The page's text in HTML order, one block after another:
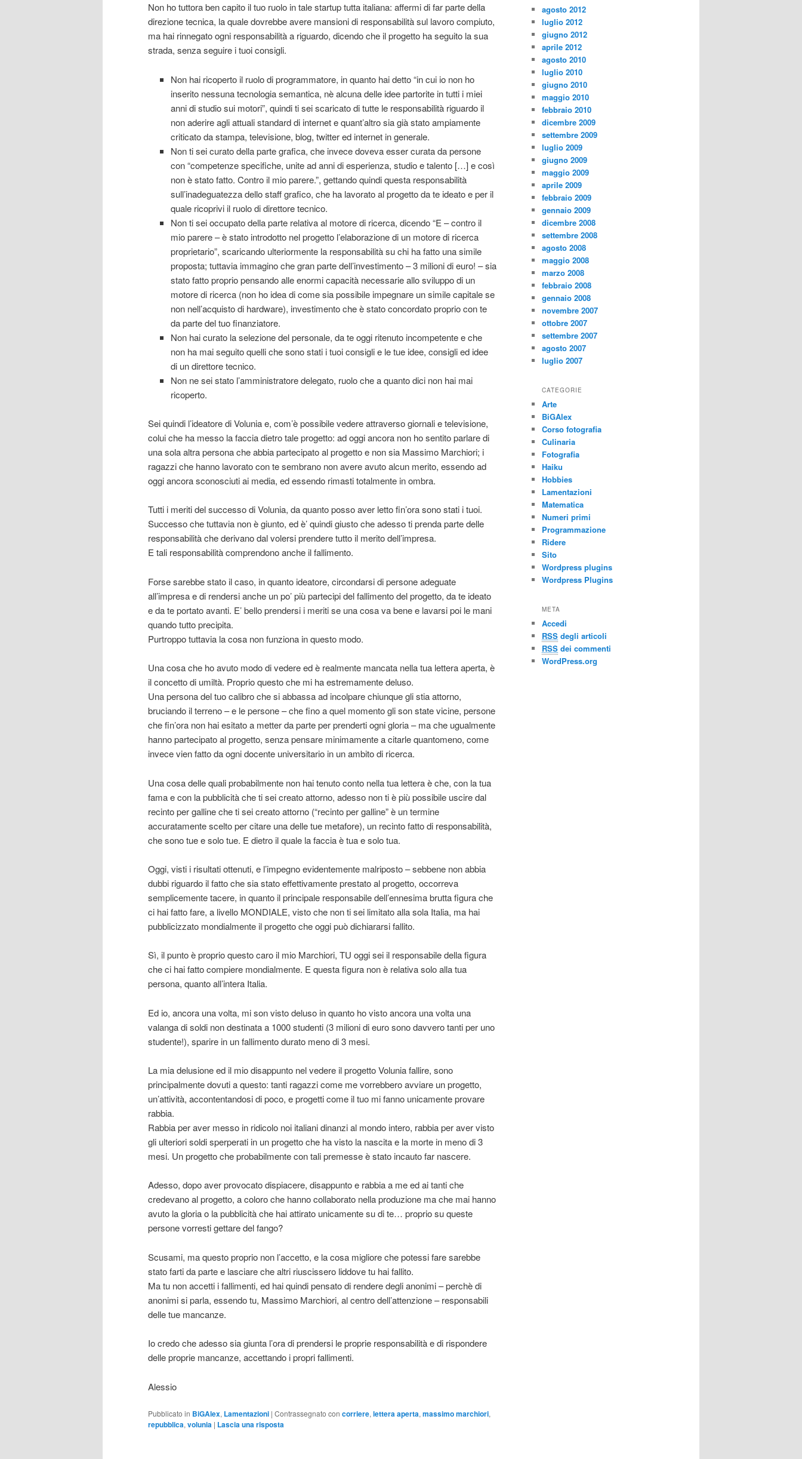
Non ho tuttora ben capito il tuo ruolo in tale startup tutta italiana: affermi di far parte della
direzione tecnica, la quale dovrebbe avere mansioni di responsabilità sul lavoro compiuto,
ma hai rinnegato ogni responsabilità a riguardo, dicendo che il progetto ha seguito la sua
strada, senza seguire i tuoi consigli.
Non hai ricoperto il ruolo di programmatore, in quanto hai detto “in cui io non ho
inserito nessuna tecnologia semantica, nè alcuna delle idee partorite in tutti i miei
anni di studio sui motori”, quindi ti sei scaricato di tutte le responsabilità riguardo il
non aderire agli attuali standard di internet e quant’altro sia già stato ampiamente
criticato da stampa, televisione, blog, twitter ed internet in generale.
Non ti sei curato della parte grafica, che invece doveva esser curata da persone
con “competenze specifiche, unite ad anni di esperienza, studio e talento […] e così
non è stato fatto. Contro il mio parere.”, gettando quindi questa responsabilità
sull’inadeguatezza dello staff grafico, che ha lavorato al progetto da te ideato e per il
quale ricoprivi il ruolo di direttore tecnico.
Non ti sei occupato della parte relativa al motore di ricerca, dicendo “E – contro il
mio parere – è stato introdotto nel progetto l’elaborazione di un motore di ricerca
proprietario”, scaricando ulteriormente la responsabilità su chi ha fatto una simile
proposta; tuttavia immagino che gran parte dell’investimento – 3 milioni di euro! – sia
stato fatto proprio pensando alle enormi capacità necessarie allo sviluppo di un
motore di ricerca (non ho idea di come sia possibile impegnare un simile capitale se
non nell’acquisto di hardware), investimento che è stato concordato proprio con te
da parte del tuo finanziatore.
Non hai curato la selezione del personale, da te oggi ritenuto incompetente e che
non ha mai seguito quelli che sono stati i tuoi consigli e le tue idee, consigli ed idee
di un direttore tecnico.
Non ne sei stato l’amministratore delegato, ruolo che a quanto dici non hai mai
ricoperto.
Sei quindi l’ideatore di Volunia e, com’è possibile vedere attraverso giornali e televisione,
colui che ha messo la faccia dietro tale progetto: ad oggi ancora non ho sentito parlare di
una sola altra persona che abbia partecipato al progetto e non sia Massimo Marchiori; i
ragazzi che hanno lavorato con te sembrano non avere avuto alcun merito, essendo ad
oggi ancora sconosciuti ai media, ed essendo rimasti totalmente in ombra.
Tutti i meriti del successo di Volunia, da quanto posso aver letto fin’ora sono stati i tuoi.
Successo che tuttavia non è giunto, ed è’ quindi giusto che adesso ti prenda parte delle
responsabilità che derivano dal volersi prendere tutto il merito dell’impresa.
E tali responsabilità comprendono anche il fallimento.
Forse sarebbe stato il caso, in quanto ideatore, circondarsi di persone adeguate
all’impresa e di rendersi anche un po’ più partecipi del fallimento del progetto, da te ideato
e da te portato avanti. E’ bello prendersi i meriti se una cosa va bene e lavarsi poi le mani
quando tutto precipita.
Purtroppo tuttavia la cosa non funziona in questo modo.
Una cosa che ho avuto modo di vedere ed è realmente mancata nella tua lettera aperta, è
il concetto di umiltà. Proprio questo che mi ha estremamente deluso.
Una persona del tuo calibro che si abbassa ad incolpare chiunque gli stia attorno,
bruciando il terreno – e le persone – che fino a quel momento gli son state vicine, persone
che fin’ora non hai esitato a metter da parte per prenderti ogni gloria – ma che ugualmente
hanno partecipato al progetto, senza pensare minimamente a citarle quantomeno, come
invece vien fatto da ogni docente universitario in un ambito di ricerca.
Una cosa delle quali probabilmente non hai tenuto conto nella tua lettera è che, con la tua
fama e con la pubblicità che ti sei creato attorno, adesso non ti è più possibile uscire dal
recinto per galline che ti sei creato attorno (“recinto per galline” è un termine
accuratamente scelto per citare una delle tue metafore), un recinto fatto di responsabilità,
che sono tue e solo tue. E dietro il quale la faccia è tua e solo tua.
Oggi, visti i risultati ottenuti, e l’impegno evidentemente malriposto – sebbene non abbia
dubbi riguardo il fatto che sia stato effettivamente prestato al progetto, occorreva
semplicemente tacere, in quanto il principale responsabile dell’ennesima brutta figura che
ci hai fatto fare, a livello MONDIALE, visto che non ti sei limitato alla sola Italia, ma hai
pubblicizzato mondialmente il progetto che oggi può dichiararsi fallito.
Sì, il punto è proprio questo caro il mio Marchiori, TU oggi sei il responsabile della figura
che ci hai fatto compiere mondialmente. E questa figura non è relativa solo alla tua
persona, quanto all’intera Italia.
Ed io, ancora una volta, mi son visto deluso in quanto ho visto ancora una volta una
valanga di soldi non destinata a 1000 studenti (3 milioni di euro sono davvero tanti per uno
studente!), sparire in un fallimento durato meno di 3 mesi.
La mia delusione ed il mio disappunto nel vedere il progetto Volunia fallire, sono
principalmente dovuti a questo: tanti ragazzi come me vorrebbero avviare un progetto,
un’attività, accontentandosi di poco, e progetti come il tuo mi fanno unicamente provare
rabbia.
Rabbia per aver messo in ridicolo noi italiani dinanzi al mondo intero, rabbia per aver visto
gli ulteriori soldi sperperati in un progetto che ha visto la nascita e la morte in meno di 3
mesi. Un progetto che probabilmente con tali premesse è stato incauto far nascere.
Adesso, dopo aver provocato dispiacere, disappunto e rabbia a me ed ai tanti che
credevano al progetto, a coloro che hanno collaborato nella produzione ma che mai hanno
avuto la gloria o la pubblicità che hai attirato unicamente su di te… proprio su queste
persone vorresti gettare del fango?
Scusami, ma questo proprio non l’accetto, e la cosa migliore che potessi fare sarebbe
stato farti da parte e lasciare che altri riuscissero liddove tu hai fallito.
Ma tu non accetti i fallimenti, ed hai quindi pensato di rendere degli anonimi – perchè di
anonimi si parla, essendo tu, Massimo Marchiori, al centro dell’attenzione – responsabili
delle tue mancanze.
Io credo che adesso sia giunta l’ora di prendersi le proprie responsabilità e di rispondere
delle proprie mancanze, accettando i propri fallimenti.
Alessio
Pubblicato in BiGAlex, Lamentazioni | Contrassegnato con corriere, lettera aperta, massimo marchiori,
repubblica, volunia | Lascia una risposta
agosto 2012
luglio 2012
giugno 2012
aprile 2012
agosto 2010
luglio 2010
giugno 2010
maggio 2010
febbraio 2010
dicembre 2009
settembre 2009
luglio 2009
giugno 2009
maggio 2009
aprile 2009
febbraio 2009
gennaio 2009
dicembre 2008
settembre 2008
agosto 2008
maggio 2008
marzo 2008
febbraio 2008
gennaio 2008
novembre 2007
ottobre 2007
settembre 2007
agosto 2007
luglio 2007
CATEGORIE
Arte
BiGAlex
Corso fotografia
Culinaria
Fotografia
Haiku
Hobbies
Lamentazioni
Matematica
Numeri primi
Programmazione
Ridere
Sito
Wordpress plugins
Wordpress Plugins
META
Accedi
RSS degli articoli
RSS dei commenti
WordPress.org